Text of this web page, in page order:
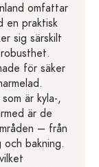
omfattar
en praktisk
sig särskilt
för säker
är kyla-,
är de
– från
och bakning.